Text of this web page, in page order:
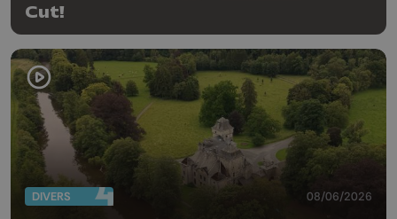
Cut!
DIVERS 08/06/2026